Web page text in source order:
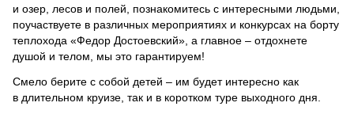
и озер, лесов и полей, познакомитесь с интересными людьми,
поучаствуете в различных мероприятиях и конкурсах на борту
теплохода «Федор Достоевский», а главное – отдохнете
душой и телом, мы это гарантируем!
Смело берите с собой детей – им будет интересно как
в длительном круизе, так и в коротком туре выходного дня.